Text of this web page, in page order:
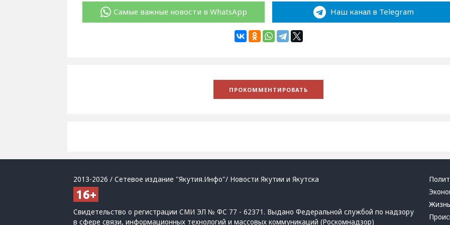
Самые важные новости в WhatsApp Наш канал в Telegram
2013-2026 / Сетевое издание "Якутия.Инфо"/ Новости Якутии и Якутска
Свидетельство о регистрации СМИ ЭЛ № ФС 77 - 62371. Выдано Федеральной службой по надзору
в сфере связи, информационных технологий и массовых коммуникаций (Роскомнадзор)
Жизнь